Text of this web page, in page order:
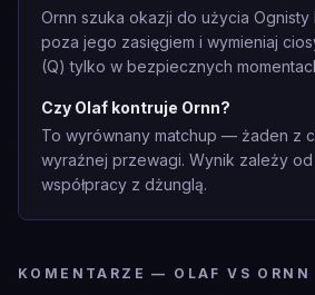
Ornn szuka okazji do użycia Ognisty
poza jego zasięgiem i wymieniaj
(Q) tylko w bezpiecznych
Czy Olaf kontruje Ornn?
To wyrównany matchup — żaden z
wyraźnej przewagi. Wynik zależy od
współpracy z dżunglą.
KOMENTARZE — OLAF VS ORNN